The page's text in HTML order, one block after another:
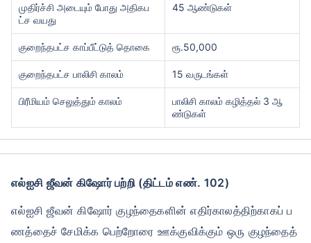
முதிர்ச்சி அடையும் போது அதிகப
ட்ச வயது
45 ஆண்டுகள்
குறைந்தபட்ச காப்பீட்டுத் தொகை ரூ.50,000
குறைந்தபட்ச பாலிசி காலம் 15 வருடங்கள்
பிரீமியம் செலுத்தும் காலம்
பாலிசி காலம் கழித்தல் 3 ஆ
ண்டுகள்
எல்ஐசி ஜீவன் கிஷோர் பற்றி (திட்டம் எண். 102)
எல்ஐசி ஜீவன் கிஷோர் குழந்தைகளின் எதிர்காலத்திற்காகப் ப
ணத்தைச் சேமிக்க பெற்றோரை ஊக்குவிக்கும் ஒரு குழந்தைத்